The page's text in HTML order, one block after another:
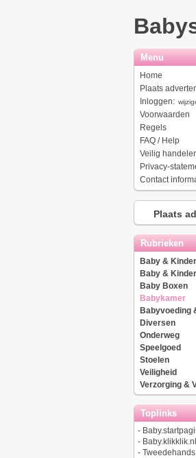
Menu
Home
Plaats
Inloggen:
Voorwaarden
Regels
FAQ / Help
Veilig
Privacy-
Contact
Plaats
Rubrieken
Baby &
Baby &
Baby Boxen
Babykamer
Babyvoeding
Diversen
Onderweg
Speelgoed
Stoelen
Veiligheid
Verzorging &
Toplinks
-
- Baby.klikklik.nl
-